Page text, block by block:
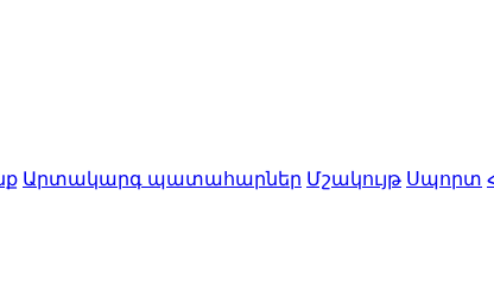
Արտակարգ պատահարներ Մշակույթ Սպորտ